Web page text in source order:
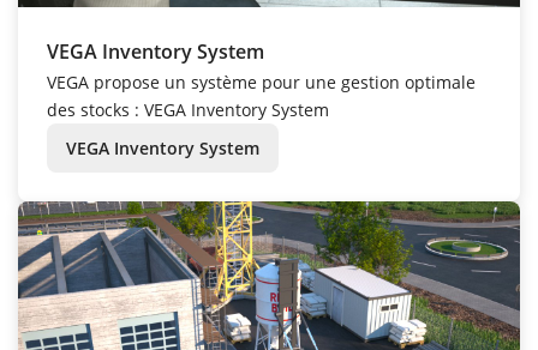
VEGA Inventory System
VEGA propose un système pour une gestion optimale
des stocks : VEGA Inventory System
VEGA Inventory System